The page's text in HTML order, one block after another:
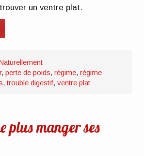
un ventre plat.
,perte de poids,régime,régime
,trouble digestif,ventre plat
plus manger ses